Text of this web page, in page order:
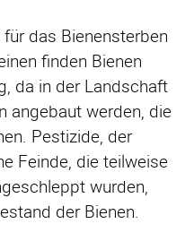
das Bienensterben
finden Bienen
da in der Landschaft
angebaut werden, die
Pestizide, der
Feinde, die teilweise
wurden,
der Bienen.